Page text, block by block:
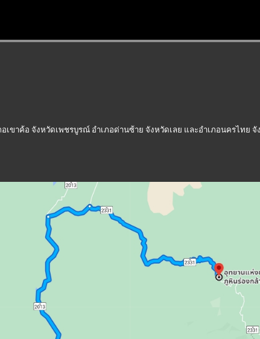
าค้อ จังหวัดเพชรบูรณ์ อำเภอด่านซ้าย จังหวัดเลย และอำเภอนครไทย จั